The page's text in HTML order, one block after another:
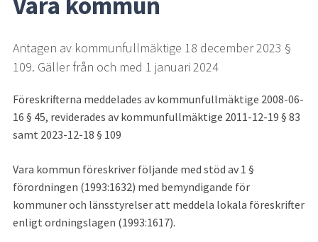
Antagen av kommunfullmäktige 18 december 2023 §
109. Gäller från och med 1 januari 2024
Föreskrifterna meddelades av kommunfullmäktige 2008-06-
16 § 45, reviderades av kommunfullmäktige 2011-12-19 § 83
samt 2023-12-18 § 109
Vara kommun föreskriver följande med stöd av 1 §
förordningen (1993:1632) med bemyndigande för
kommuner och länsstyrelser att meddela lokala föreskrifter
enligt ordningslagen (1993:1617).